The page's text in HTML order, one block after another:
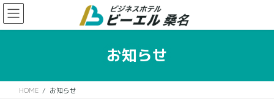
コ
ン
テ
移
ナ
ビ
ゲ
ン
お知らせ
HOME お知らせ